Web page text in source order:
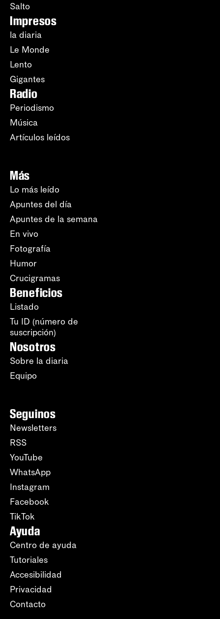
Salto
Impresos
la diaria
Le Monde
Lento
Gigantes
Radio
Periodismo
Música
Artículos leídos
Más
Lo más leído
Apuntes del día
Apuntes de la semana
En vivo
Fotografía
Humor
Crucigramas
Beneficios
Listado
Tu ID (número de
suscripción)
Nosotros
Sobre la diaria
Equipo
Seguinos
Newsletters
RSS
YouTube
WhatsApp
Instagram
Facebook
TikTok
Ayuda
Centro de ayuda
Tutoriales
Accesibilidad
Privacidad
Contacto